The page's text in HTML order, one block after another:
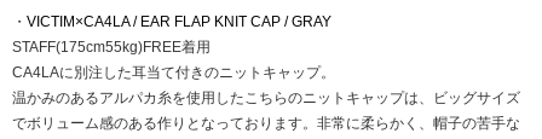
・ VICTIM×CA4LA / EAR FLAP KNIT CAP / GRAY
STAFF(175cm55kg)FREE着用
CA4LAに別注した耳当て付きのニットキャップ。
温かみのあるアルパカ糸を使用したこちらのニットキャップは、ビッグサイズ
でボリューム感のある作りとなっております。非常に柔らかく、帽子の苦手な